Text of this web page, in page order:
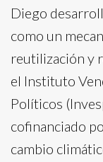
Diego
como un
reutilización y
el Instituto
Políticos
cofinanciado
cambio